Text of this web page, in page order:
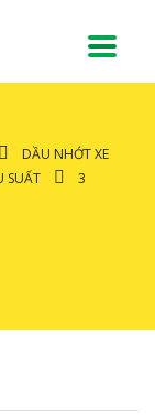
DẦU NHỚT XE
SUẤT
3